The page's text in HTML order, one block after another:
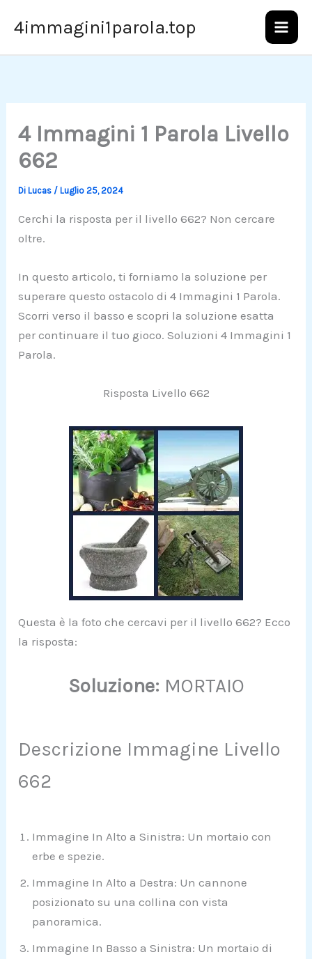
4immagini1parola.top
4 Immagini 1 Parola Livello
662
DiLucas /Luglio 25, 2024
Cerchi la risposta per il livello 662? Non cercare
oltre.
In questo articolo, ti forniamo la soluzione per
superare questo ostacolo di 4 Immagini 1 Parola.
Scorri verso il basso e scopri la soluzione esatta
per continuare il tuo gioco. Soluzioni 4 Immagini 1
Parola.
Risposta Livello 662
Questa è la foto che cercavi per il livello 662? Ecco
la risposta:
Soluzione: MORTAIO
Descrizione Immagine Livello
662
Immagine In Alto a Sinistra: Un mortaio con
erbe e spezie.
Immagine In Alto a Destra: Un cannone
posizionato su una collina con vista
panoramica.
Immagine In Basso a Sinistra: Un mortaio di